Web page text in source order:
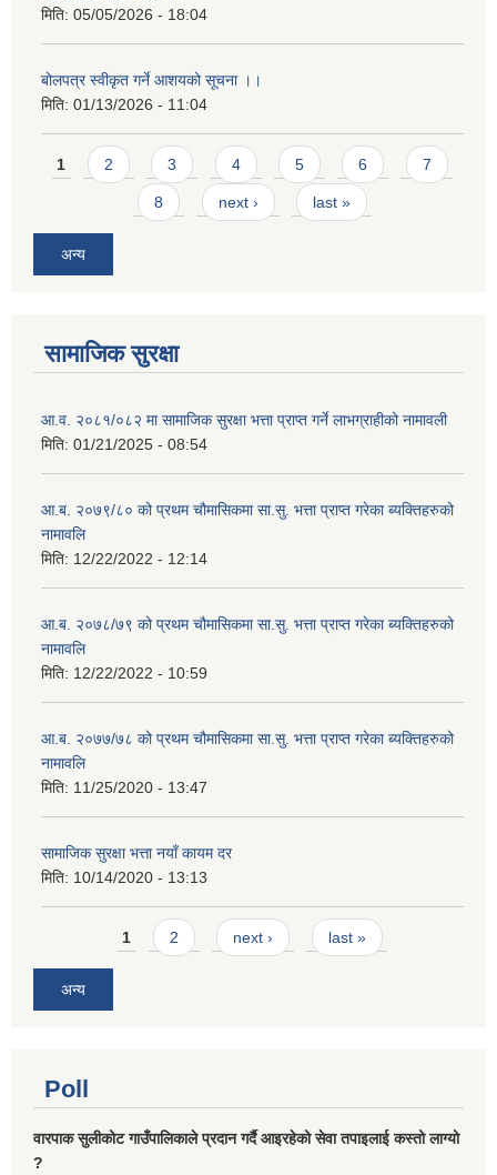
मिति: 05/05/2026 - 18:04
बोलपत्र स्वीकृत गर्ने आशयको सूचना ।।
मिति: 01/13/2026 - 11:04
Pages
1 2 3 4 5 6 7
8 next › last »
अन्य
सामाजिक सुरक्षा
आ.व. २०८१/०८२ मा सामाजिक सुरक्षा भत्ता प्राप्त गर्ने लाभग्राहीको नामावली
मिति: 01/21/2025 - 08:54
आ.ब. २०७९/८० को प्रथम चौमासिकमा सा.सु. भत्ता प्राप्त गरेका ब्यक्तिहरुको
नामावलि
मिति: 12/22/2022 - 12:14
आ.ब. २०७८/७९ को प्रथम चौमासिकमा सा.सु. भत्ता प्राप्त गरेका ब्यक्तिहरुको
नामावलि
मिति: 12/22/2022 - 10:59
आ.ब. २०७७/७८ को प्रथम चौमासिकमा सा.सु. भत्ता प्राप्त गरेका ब्यक्तिहरुको
नामावलि
मिति: 11/25/2020 - 13:47
सामाजिक सुरक्षा भत्ता नयाँ कायम दर
मिति: 10/14/2020 - 13:13
Pages1 2 next › last »
अन्य
Poll
वारपाक सुलीकोट गाउँपालिकाले प्रदान गर्दै आइरहेको सेवा तपाइलाई कस्तो लाग्यो
?